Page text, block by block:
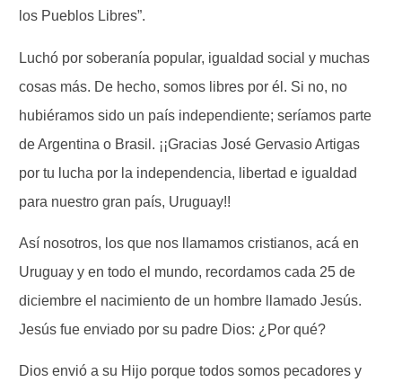
los Pueblos Libres”.
Luchó por soberanía popular, igualdad social y muchas
cosas más. De hecho, somos libres por él. Si no, no
hubiéramos sido un país independiente; seríamos parte
de Argentina o Brasil. ¡¡Gracias José Gervasio Artigas
por tu lucha por la independencia, libertad e igualdad
para nuestro gran país, Uruguay!!
Así nosotros, los que nos llamamos cristianos, acá en
Uruguay y en todo el mundo, recordamos cada 25 de
diciembre el nacimiento de un hombre llamado Jesús.
Jesús fue enviado por su padre Dios: ¿Por qué?
Dios envió a su Hijo porque todos somos pecadores y